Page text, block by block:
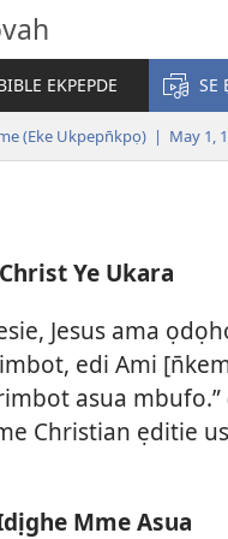
EKPEPDE SE
(Eke Ukpepn̄kpọ) | May 1,
Ye Ukara
Jesus ama
edi Ami
asua mbufo.”
Christian ẹditie
Mme Asua